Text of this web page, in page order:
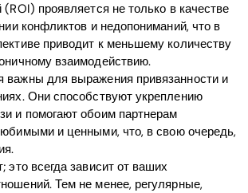
(ROI) проявляется не только в качестве
конфликтов и недопониманий, что в
приводит к меньшему количеству
взаимодействию.
важны для выражения привязанности и
Они способствуют укреплению
и помогают обоим партнерам
и ценными, что, в свою очередь,
это всегда зависит от ваших
Тем не менее, регулярные,